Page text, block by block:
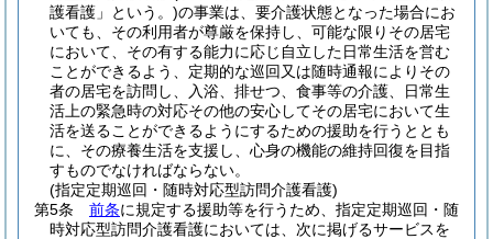
護看護」という。)の事業は、要介護状態となった場合にお
いても、その利用者が尊厳を保持し、可能な限りその居宅
において、その有する能力に応じ自立した日常生活を営む
ことができるよう、定期的な巡回又は随時通報によりその
者の居宅を訪問し、入浴、排せつ、食事等の介護、日常生
活上の緊急時の対応その他の安心してその居宅において生
活を送ることができるようにするための援助を行うととも
に、その療養生活を支援し、心身の機能の維持回復を目指
すものでなければならない。
(指定定期巡回・随時対応型訪問介護看護)
第5条
前条に規定する援助等を行うため、指定定期巡回・随
時対応型訪問介護看護においては、次に掲げるサービスを